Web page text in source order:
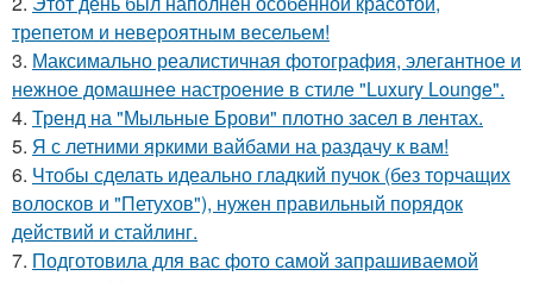
трепетом и невероятным весельем!
3. Максимально реалистичная фотография, элегантное и
нежное домашнее настроение в стиле "Luxury Lounge".
4. Тренд на "Мыльные Брови" плотно засел в лентах.
5. Я с летними яркими вайбами на раздачу к вам!
6. Чтобы сделать идеально гладкий пучок (без торчащих
волосков и "Петухов"), нужен правильный порядок
действий и стайлинг.
7. Подготовила для вас фото самой запрашиваемой